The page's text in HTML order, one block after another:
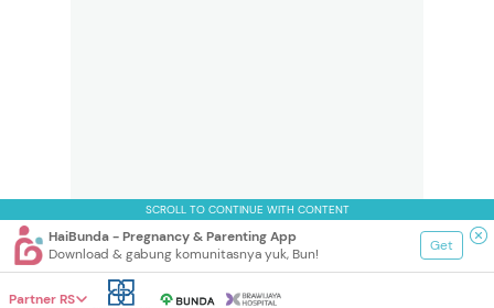
SCROLL TO CONTINUE WITH CONTENT
HaiBunda - Pregnancy & Parenting App
Download & gabung komunitasnya yuk, Bun!
Get
Partner RS